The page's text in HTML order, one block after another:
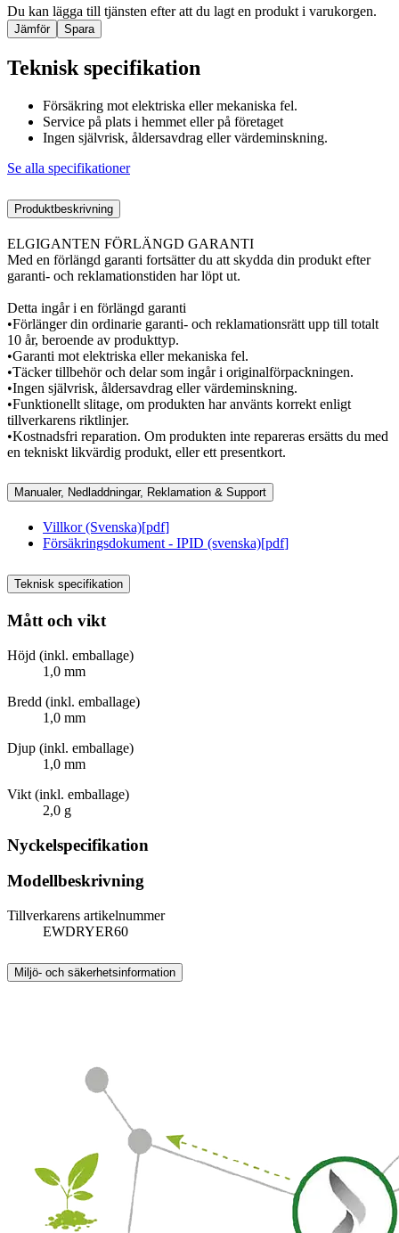
Du kan lägga till tjänsten efter att du lagt en produkt i varukorgen.
Jämför Spara
Teknisk specifikation
Försäkring mot elektriska eller mekaniska fel.
Service på plats i hemmet eller på företaget
Ingen självrisk, åldersavdrag eller värdeminskning.
Se alla specifikationer
Produktbeskrivning
ELGIGANTEN FÖRLÄNGD GARANTI
Med en förlängd garanti fortsätter du att skydda din produkt efter
garanti- och reklamationstiden har löpt ut.
Detta ingår i en förlängd garanti
•Förlänger din ordinarie garanti- och reklamationsrätt upp till totalt
10 år, beroende av produkttyp.
•Garanti mot elektriska eller mekaniska fel.
•Täcker tillbehör och delar som ingår i originalförpackningen.
•Ingen självrisk, åldersavdrag eller värdeminskning.
•Funktionellt slitage, om produkten har använts korrekt enligt
tillverkarens riktlinjer.
•Kostnadsfri reparation. Om produkten inte repareras ersätts du med
en tekniskt likvärdig produkt, eller ett presentkort.
Manualer, Nedladdningar, Reklamation & Support
Villkor (Svenska)[pdf]
Försäkringsdokument - IPID (svenska)[pdf]
Teknisk specifikation
Mått och vikt
Höjd (inkl. emballage)
1,0 mm
Bredd (inkl. emballage)
1,0 mm
Djup (inkl. emballage)
1,0 mm
Vikt (inkl. emballage)
2,0 g
Nyckelspecifikation
Modellbeskrivning
Tillverkarens artikelnummer
EWDRYER60
Miljö- och säkerhetsinformation